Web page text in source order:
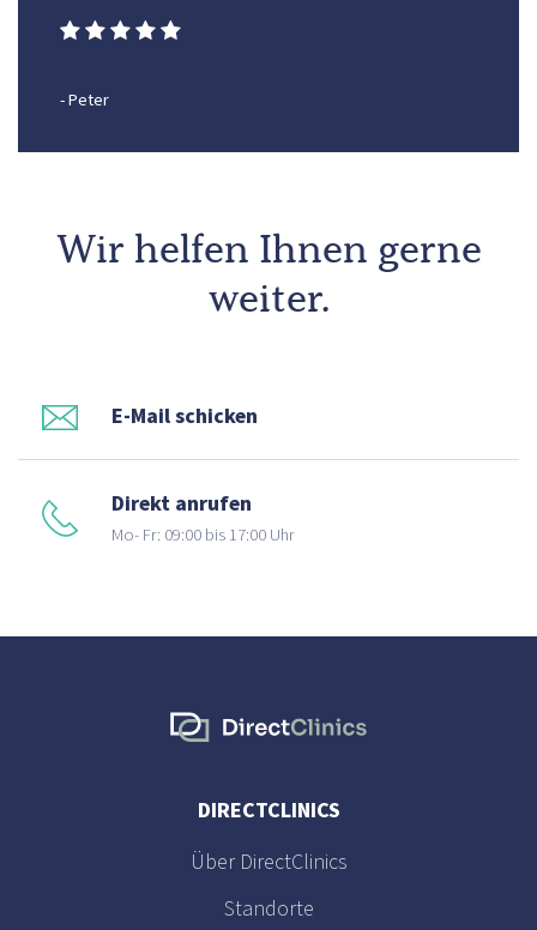
- Peter
Wir helfen Ihnen gerne
weiter.
E-Mail schicken
Direkt anrufen
Mo- Fr: 09:00 bis 17:00 Uhr
DIRECTCLINICS
Über DirectClinics
Standorte